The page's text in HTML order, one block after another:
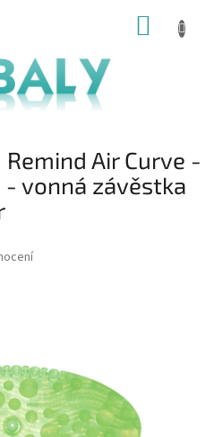
KOŠÍK
Air Curve -
vonná závěstka